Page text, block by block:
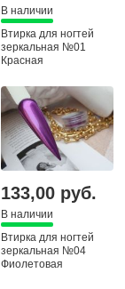
В наличии
Втирка для ногтей
зеркальная №01
Красная
133,00 руб.
В наличии
Втирка для ногтей
зеркальная №04
Фиолетовая